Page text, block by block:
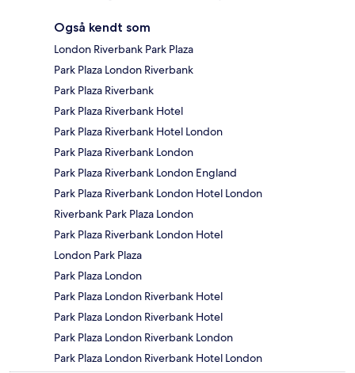
Også kendt som
London Riverbank Park Plaza
Park Plaza London Riverbank
Park Plaza Riverbank
Park Plaza Riverbank Hotel
Park Plaza Riverbank Hotel London
Park Plaza Riverbank London
Park Plaza Riverbank London England
Park Plaza Riverbank London Hotel London
Riverbank Park Plaza London
Park Plaza Riverbank London Hotel
London Park Plaza
Park Plaza London
Park Plaza London Riverbank Hotel
Park Plaza London Riverbank Hotel
Park Plaza London Riverbank London
Park Plaza London Riverbank Hotel London